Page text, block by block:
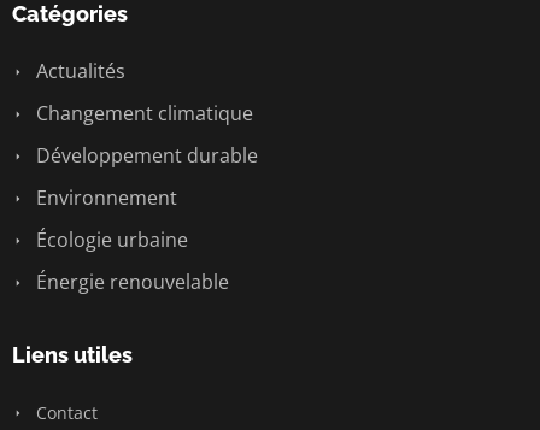
Catégories
Actualités
Changement climatique
Développement durable
Environnement
Écologie urbaine
Énergie renouvelable
Liens utiles
Contact